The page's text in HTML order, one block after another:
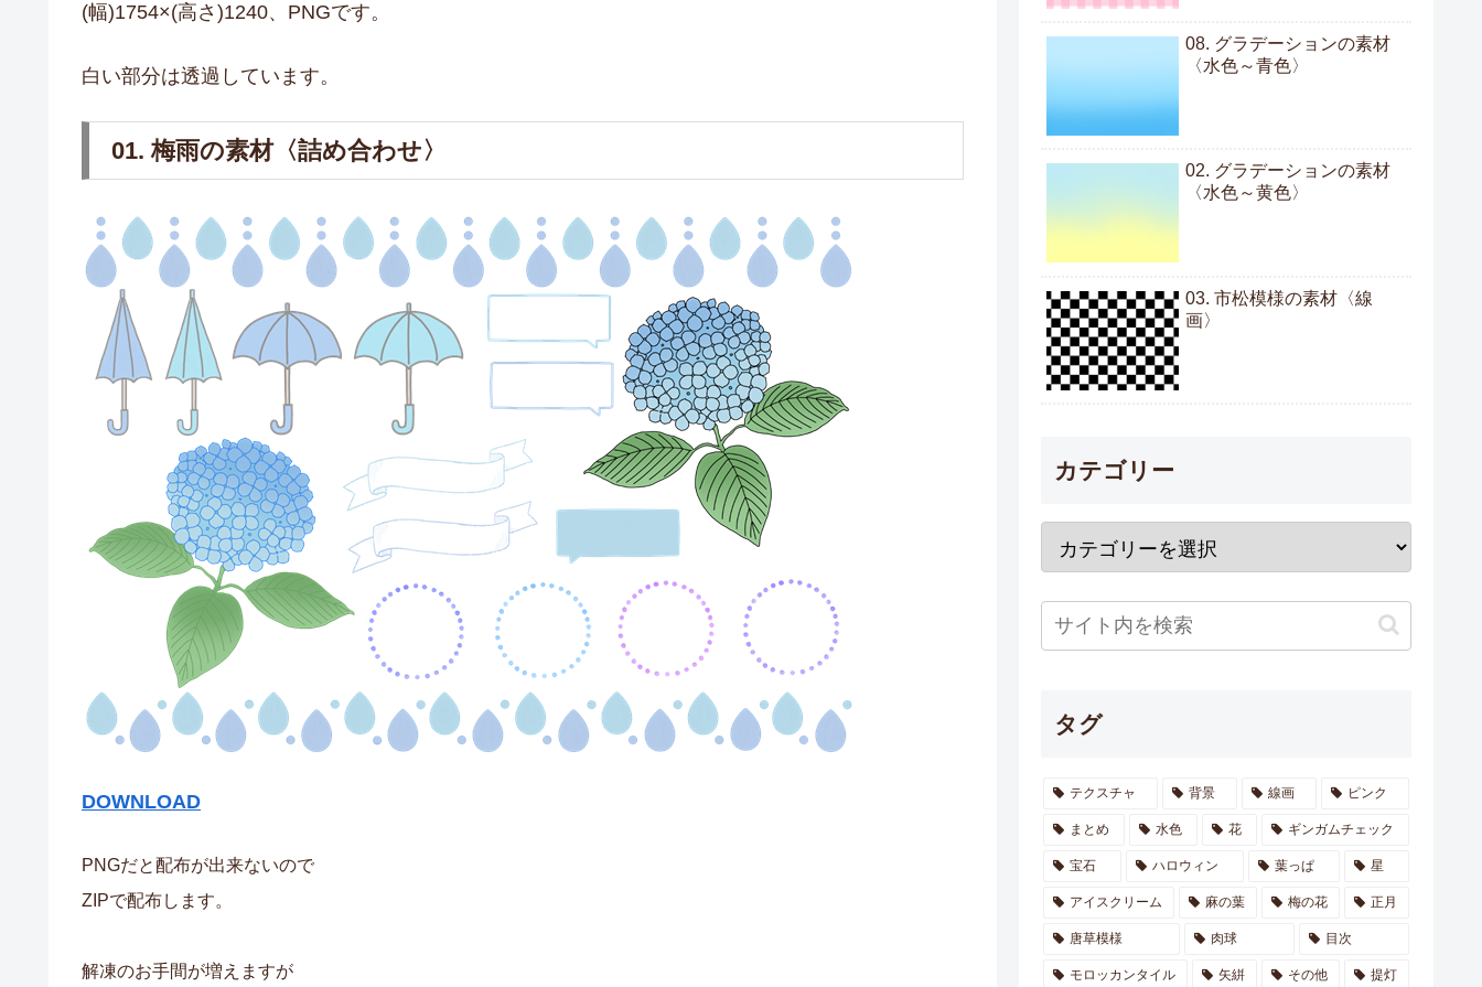
(幅)1754×(高さ)1240、PNGです。
白い部分は透過しています。
01. 梅雨の素材〈詰め合わせ〉
DOWNLOAD
PNGだと配布が出来ないので
ZIPで配布します。
解凍のお手間が増えますが
08. グラデーションの素材
〈水色～青色〉
02. グラデーションの素材
〈水色～黄色〉
03. 市松模様の素材〈線
画〉
カテゴリー
タグ
テクスチャ 背景 線画 ピンク
まとめ 水色 花 ギンガムチェック
宝石 ハロウィン 葉っぱ 星
アイスクリーム 麻の葉 梅の花 正月
唐草模様 肉球 目次
モロッカンタイル 矢絣 その他 提灯